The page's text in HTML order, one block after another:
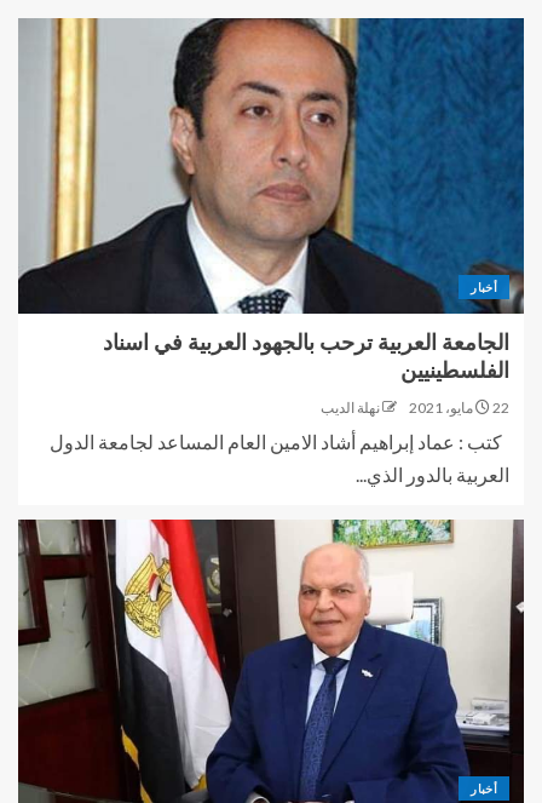
أخبار
الجامعة العربية ترحب بالجهود العربية في اسناد
الفلسطينيين
22 مايو، 2021 نهلة الديب
كتب : عماد إبراهيم أشاد الامين العام المساعد لجامعة الدول
العربية بالدور الذي...
أخبار